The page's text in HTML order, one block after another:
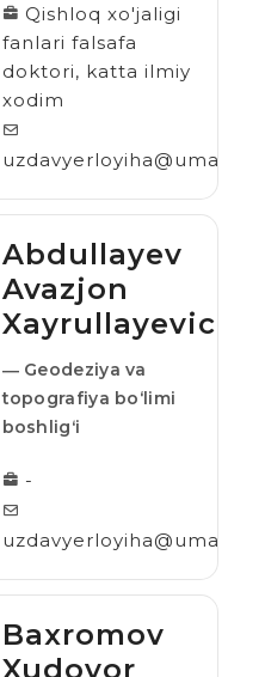
Qishloq xo'jaligi
fanlari falsafa
doktori, katta ilmiy
xodim
uzdavyerloyiha@umail.uz
Abdullayev
Avazjon
Xayrullayevich
― Geodeziya va
topografiya bo‘limi
boshligʻi
-
uzdavyerloyiha@umail.uz
Baxromov
Xudoyor